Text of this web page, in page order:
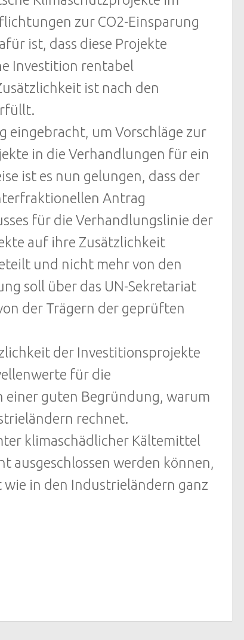
zur CO2-Einsparung
ist, dass diese Projekte
Investition rentabel
ist nach den
eingebracht, um Vorschläge zur
in die Verhandlungen für ein
ist es nun gelungen, dass der
Antrag
für die Verhandlungslinie der
auf ihre Zusätzlichkeit
und nicht mehr von den
soll über das UN-Sekretariat
der Trägern der geprüften
der Investitionsprojekte
für die
einer guten Begründung, warum
rechnet.
klimaschädlicher Kältemittel
ausgeschlossen werden können,
in den Industrieländern ganz